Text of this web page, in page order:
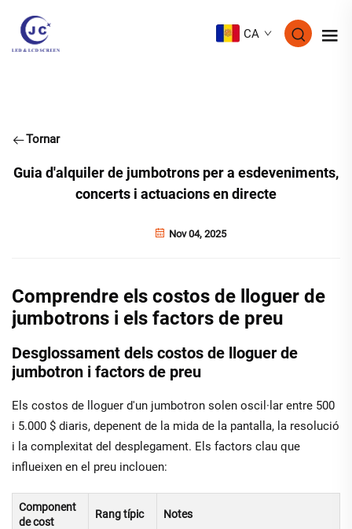
CA
Tornar
Guia d'alquiler de jumbotrons per a esdeveniments,
concerts i actuacions en directe
Nov 04, 2025
Comprendre els costos de lloguer de
jumbotrons i els factors de preu
Desglossament dels costos de lloguer de
jumbotron i factors de preu
Els costos de lloguer d'un jumbotron solen oscil·lar entre 500
i 5.000 $ diaris, depenent de la mida de la pantalla, la resolució
i la complexitat del desplegament. Els factors clau que
influeixen en el preu inclouen:
Component
de cost
Rang típic Notes